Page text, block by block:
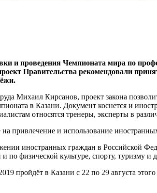
и проведения Чемпионата мира по
Правительства рекомендовали
Михаил Кирсанов, проект закона
в Казани. Документ коснется и
относятся тренеры, эксперты в
привлечение и использование
иностранных граждан в Российской
физической культуре, спорту, туризму
пройдёт в Казани c 22 по 29 августа